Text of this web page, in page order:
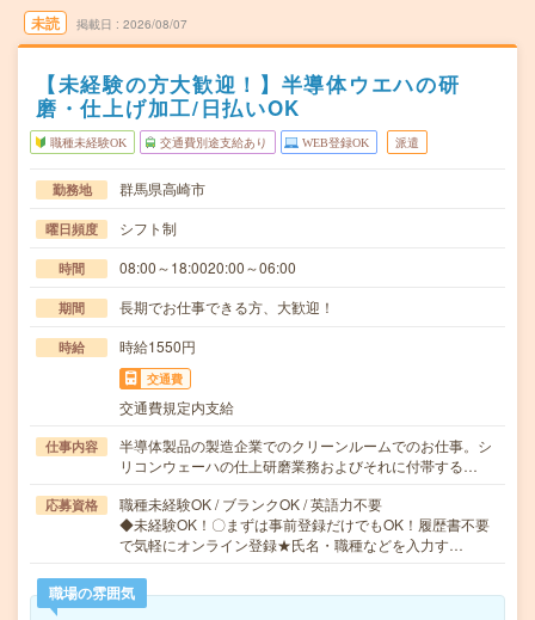
未読 掲載日 2026/08/07
【未経験の方大歓迎！】半導体ウエハの研
磨・仕上げ加工/日払いOK
職種未経験OK 交通費別途支給あり WEB登録OK 派遣
勤務地 群馬県高崎市
曜日頻度 シフト制
時間 08:00～18:0020:00～06:00
期間 長期でお仕事できる方、大歓迎！
時給 時給1550円
交通費
交通費規定内支給
仕事内容
半導体製品の製造企業でのクリーンルームでのお仕事。シ
リコンウェーハの仕上研磨業務およびそれに付帯する…
応募資格
職種未経験OK / ブランクOK / 英語力不要
◆未経験OK！〇まずは事前登録だけでもOK！履歴書不要
で気軽にオンライン登録★氏名・職種などを入力す…
職場の雰囲気